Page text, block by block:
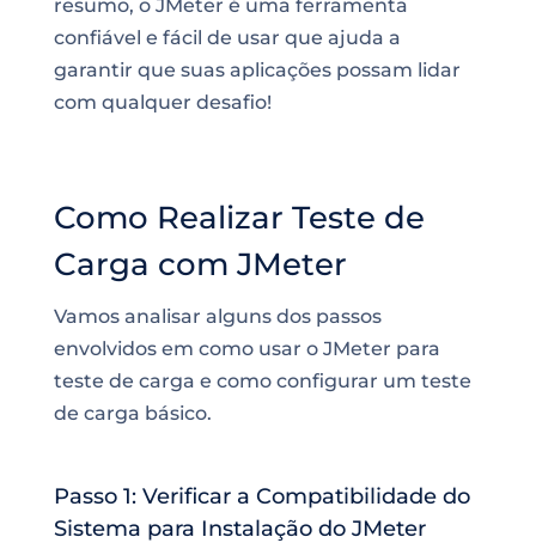
resumo, o JMeter é uma ferramenta
confiável e fácil de usar que ajuda a
garantir que suas aplicações possam lidar
com qualquer desafio!
Como Realizar Teste de
Carga com JMeter
Vamos analisar alguns dos passos
envolvidos em como usar o JMeter para
teste de carga e como configurar um teste
de carga básico.
Passo 1: Verificar a Compatibilidade do
Sistema para Instalação do JMeter